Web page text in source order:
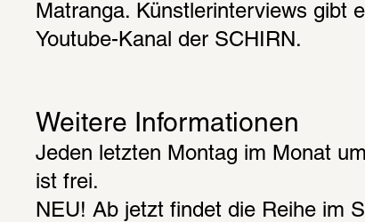
Matranga. Künstlerinterviews gibt
Youtube-Kanal der SCHIRN.
Weitere Informationen
Jeden letzten Montag im Monat
ist frei.
NEU! Ab jetzt findet die Reihe im